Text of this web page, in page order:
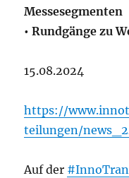
Messesegmenten
• Rundgänge zu
15.08.2024
https://
teilungen/
Auf der